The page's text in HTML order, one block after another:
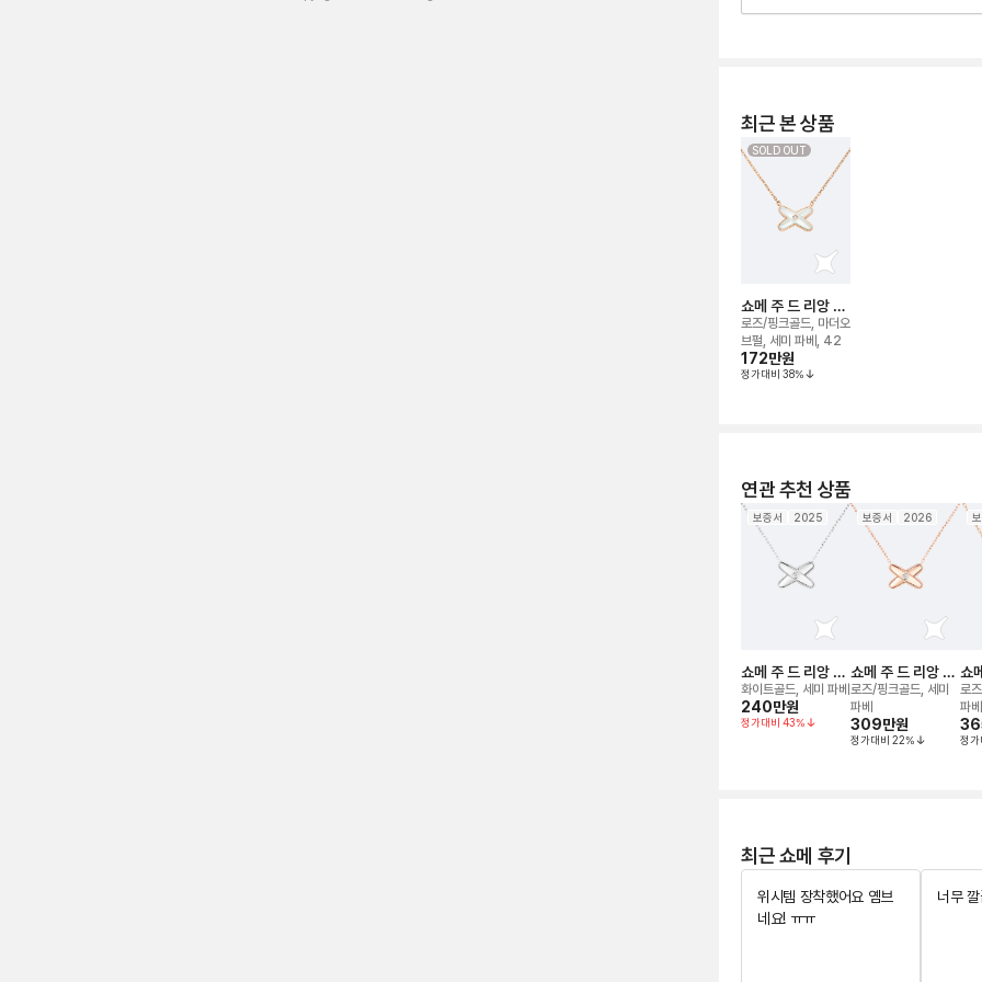
최근 본 상품
SOLD OUT
쇼메 주 드 리앙 네
크리스
로즈/핑크골드, 마더오
브펄, 세미 파베, 42
172만원
정가대비 38%
연관 추천 상품
보증서 2025
쇼메 주 드 리앙 네
크리스
화이트골드, 세미 파베
240만원
정가대비 43%
보증서 2026
쇼메 주 드 리앙 네
크리스
로즈/핑크골드, 세미
파베
309만원
정가대비 22%
쇼
크
로
파베
정가
최근 쇼메 후기
위시템 장착했어요 옘브
네요! ㅠㅠ
너무